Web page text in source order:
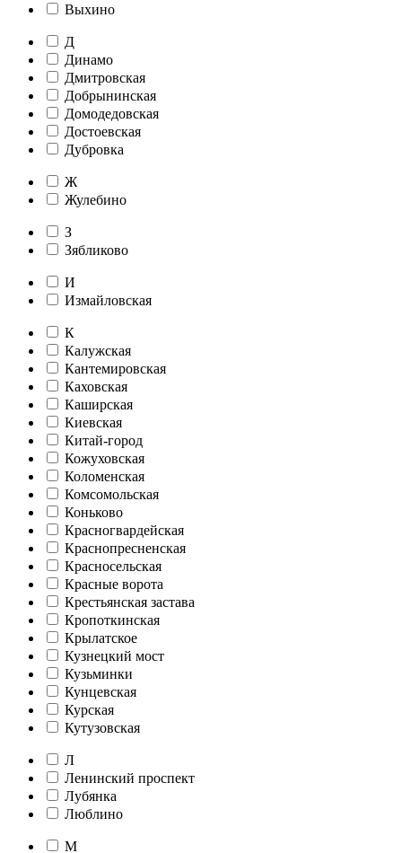
Выхино
Д
Динамо
Дмитровская
Добрынинская
Домодедовская
Достоевская
Дубровка
Ж
Жулебино
З
Зябликово
И
Измайловская
К
Калужская
Кантемировская
Каховская
Каширская
Киевская
Китай-город
Кожуховская
Коломенская
Комсомольская
Коньково
Красногвардейская
Краснопресненская
Красносельская
Красные ворота
Крестьянская застава
Кропоткинская
Крылатское
Кузнецкий мост
Кузьминки
Кунцевская
Курская
Кутузовская
Л
Ленинский проспект
Лубянка
Люблино
М